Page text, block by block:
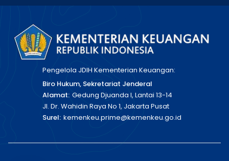
Pengelola JDIH Kementerian Keuangan:
Biro Hukum, Sekretariat Jenderal
Alamat: Gedung Djuanda I, Lantai 13-14
Jl. Dr. Wahidin Raya No 1, Jakarta Pusat
Surel: kemenkeu.prime@kemenkeu.go.id